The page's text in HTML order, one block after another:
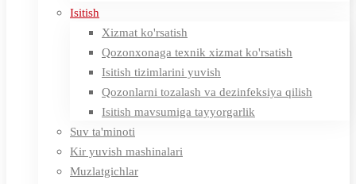
Isitish
Xizmat ko'rsatish
Qozonxonaga texnik xizmat ko'rsatish
Isitish tizimlarini yuvish
Qozonlarni tozalash va dezinfeksiya qilish
Isitish mavsumiga tayyorgarlik
Suv ta'minoti
Kir yuvish mashinalari
Muzlatgichlar